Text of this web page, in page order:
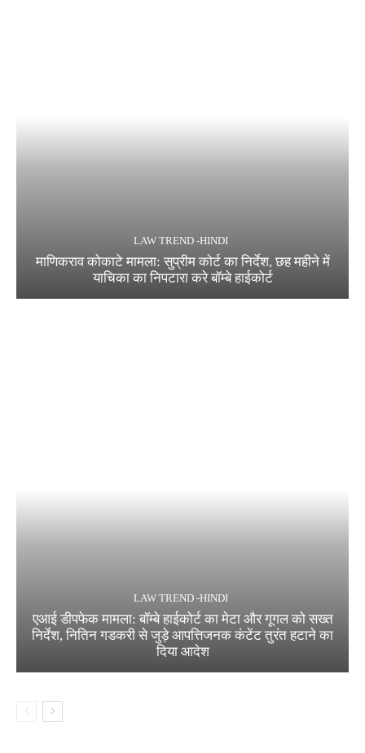
LAW TREND -HINDI
माणिकराव कोकाटे मामला: सुप्रीम कोर्ट का निर्देश, छह महीने में
याचिका का निपटारा करे बॉम्बे हाईकोर्ट
LAW TREND -HINDI
एआई डीपफेक मामला: बॉम्बे हाईकोर्ट का मेटा और गूगल को सख्त
निर्देश, नितिन गडकरी से जुड़े आपत्तिजनक कंटेंट तुरंत हटाने का
दिया आदेश